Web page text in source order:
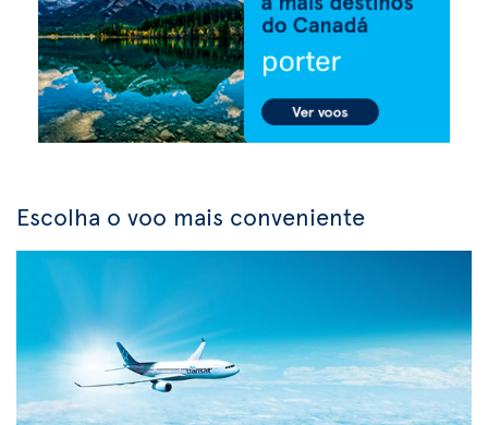
Escolha o voo mais conveniente